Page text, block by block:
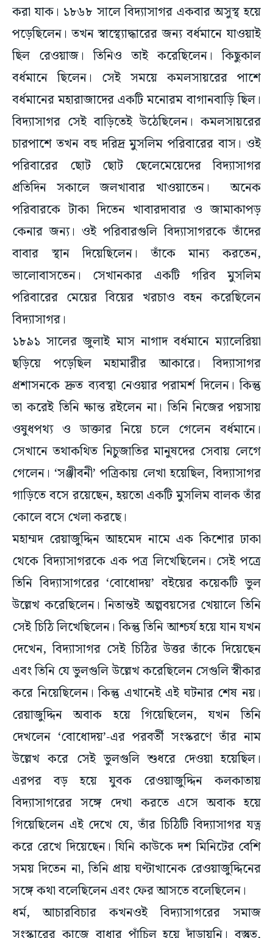
করা যাক। ১৮৬৮ সালে বিদ্যাসাগর একবার অসুস্থ হয়ে
পড়েছিলেন। তখন স্বাস্থ্যোদ্ধারের জন্য বর্ধমানে যাওয়াই
ছিল রেওয়াজ। তিনিও তাই করেছিলেন। কিছুকাল
বর্ধমানে ছিলেন। সেই সময়ে কমলসায়রের পাশে
বর্ধমানের মহারাজাদের একটি মনোরম বাগানবাড়ি ছিল।
বিদ্যাসাগর সেই বাড়িতেই উঠেছিলেন। কমলসায়রের
চারপাশে তখন বহু দরিদ্র মুসলিম পরিবারের বাস। ওই
পরিবারের ছোট ছোট ছেলেমেয়েদের বিদ্যাসাগর
প্রতিদিন সকালে জলখাবার খাওয়াতেন। অনেক
পরিবারকে টাকা দিতেন খাবারদাবার ও জামাকাপড়
কেনার জন্য। ওই পরিবারগুলি বিদ্যাসাগরকে তাঁদের
বাবার স্থান দিয়েছিলেন। তাঁকে মান্য করতেন,
ভালোবাসতেন। সেখানকার একটি গরিব মুসলিম
পরিবারের মেয়ের বিয়ের খরচাও বহন করেছিলেন
বিদ্যাসাগর।
১৮৯১ সালের জুলাই মাস নাগাদ বর্ধমানে ম্যালেরিয়া
ছড়িয়ে পড়েছিল মহামারীর আকারে। বিদ্যাসাগর
প্রশাসনকে দ্রুত ব্যবস্থা নেওয়ার পরামর্শ দিলেন। কিন্তু
তা করেই তিনি ক্ষান্ত রইলেন না। তিনি নিজের পয়সায়
ওষুধপথ্য ও ডাক্তার নিয়ে চলে গেলেন বর্ধমানে।
সেখানে তথাকথিত নিচুজাতির মানুষদের সেবায় লেগে
গেলেন। ‘সঞ্জীবনী’ পত্রিকায় লেখা হয়েছিল, বিদ্যাসাগর
গাড়িতে বসে রয়েছেন, হয়তো একটি মুসলিম বালক তাঁর
কোলে বসে খেলা করছে।
মহাম্মদ রেয়াজুদ্দিন আহমেদ নামে এক কিশোর ঢাকা
থেকে বিদ্যাসাগরকে এক পত্র লিখেছিলেন। সেই পত্রে
তিনি বিদ্যাসাগরের ‘বোধোদয়’ বইয়ের কয়েকটি ভুল
উল্লেখ করেছিলেন। নিতান্তই অল্পবয়সের খেয়ালে তিনি
সেই চিঠি লিখেছিলেন। কিন্তু তিনি আশ্চর্য হয়ে যান যখন
দেখেন, বিদ্যাসাগর সেই চিঠির উত্তর তাঁকে দিয়েছেন
এবং তিনি যে ভুলগুলি উল্লেখ করেছিলেন সেগুলি স্বীকার
করে নিয়েছিলেন। কিন্তু এখানেই এই ঘটনার শেষ নয়।
রেয়াজুদ্দিন অবাক হয়ে গিয়েছিলেন, যখন তিনি
দেখলেন ‘বোধোদয়’-এর পরবর্তী সংস্করণে তাঁর নাম
উল্লেখ করে সেই ভুলগুলি শুধরে দেওয়া হয়েছিল।
এরপর বড় হয়ে যুবক রেওয়াজুদ্দিন কলকাতায়
বিদ্যাসাগরের সঙ্গে দেখা করতে এসে অবাক হয়ে
গিয়েছিলেন এই দেখে যে, তাঁর চিঠিটি বিদ্যাসাগর যত্ন
করে রেখে দিয়েছেন। যিনি কাউকে দশ মিনিটের বেশি
সময় দিতেন না, তিনি প্রায় ঘণ্টাখানেক রেওয়াজুদ্দিনের
সঙ্গে কথা বলেছিলেন এবং ফের আসতে বলেছিলেন।
ধর্ম, আচারবিচার কখনওই বিদ্যাসাগরের সমাজ